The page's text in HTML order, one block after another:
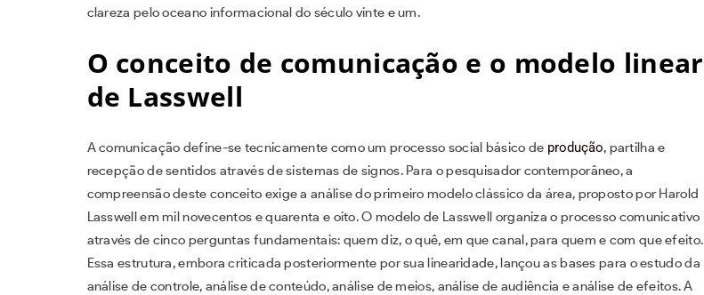
clareza pelo oceano informacional do século vinte e um.
O conceito de comunicação e o modelo linear
de Lasswell
A comunicação define-se tecnicamente como um processo social básico de produção, partilha e
recepção de sentidos através de sistemas de signos. Para o pesquisador contemporâneo, a
compreensão deste conceito exige a análise do primeiro modelo clássico da área, proposto por Harold
Lasswell em mil novecentos e quarenta e oito. O modelo de Lasswell organiza o processo comunicativo
através de cinco perguntas fundamentais: quem diz, o quê, em que canal, para quem e com que efeito.
Essa estrutura, embora criticada posteriormente por sua linearidade, lançou as bases para o estudo da
análise de controle, análise de conteúdo, análise de meios, análise de audiência e análise de efeitos. A